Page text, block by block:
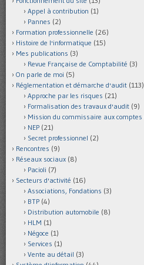
Appel à contribution (1)
Pannes (2)
Formation professionnelle (26)
Histoire de l'informatique (15)
Mes publications (3)
Revue Française de Comptabilité (3)
On parle de moi (5)
Réglementation et démarche d'audit (113)
Approche par les risques (21)
Formalisation des travaux d'audit (9)
Mission du commissaire aux comptes
NEP (21)
Secret professionnel (2)
Rencontres (9)
Réseaux sociaux (8)
Pacioli (7)
Secteurs d'activité (16)
Associations, Fondations (3)
BTP (4)
Distribution automobile (8)
HLM (1)
Négoce (1)
Services (1)
Vente au détail (3)